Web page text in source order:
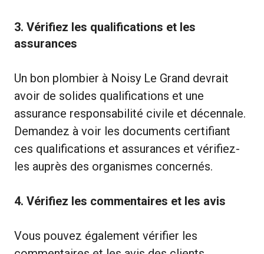
3. Vérifiez les qualifications et les
assurances
Un bon plombier à Noisy Le Grand devrait
avoir de solides qualifications et une
assurance responsabilité civile et décennale.
Demandez à voir les documents certifiant
ces qualifications et assurances et vérifiez-
les auprès des organismes concernés.
4. Vérifiez les commentaires et les avis
Vous pouvez également vérifier les